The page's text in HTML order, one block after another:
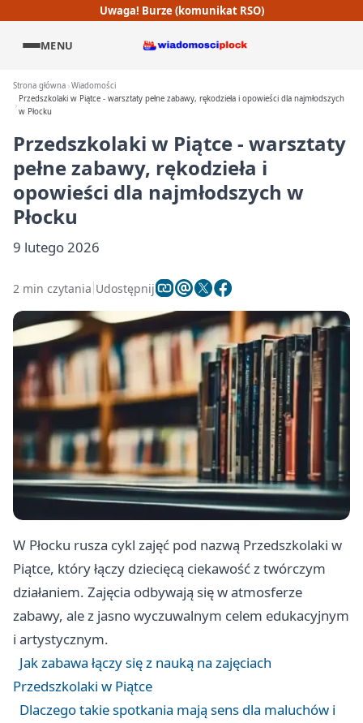
Uwaga! Burze (komunikat RSO)
MENU
Strona główna Wiadomości
Przedszkolaki w Piątce - warsztaty pełne zabawy, rękodzieła i opowieści dla najmłodszych
w Płocku
Przedszkolaki w Piątce - warsztaty
pełne zabawy, rękodzieła i
opowieści dla najmłodszych w
Płocku
9 lutego 2026
2 min czytania Udostępnij
W Płocku rusza cykl zajęć pod nazwą Przedszkolaki w
Piątce, który łączy dziecięcą ciekawość z twórczym
działaniem. Zajęcia odbywają się w atmosferze
zabawy, ale z jasno wyczuwalnym celem edukacyjnym
i artystycznym.
Jak zabawa łączy się z nauką na zajęciach
Przedszkolaki w Piątce
Dlaczego takie spotkania mają sens dla maluchów i